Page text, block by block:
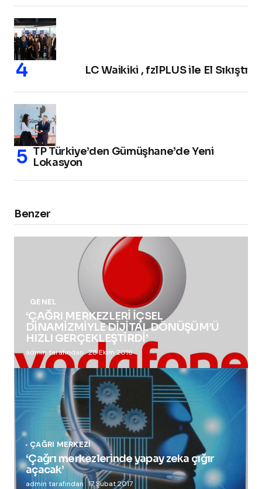
LC Waikiki , fzlPLUS ile El Sıkıştı
TP Türkiye’den Gümüşhane’de Yeni
Lokasyon
Benzer
GENEL
‘ÇAĞRI MERKEZLERİ İÇSEL
DİNAMİZMİYLE DİJİTAL DÖNÜŞÜM’Ü
HIZLI GERÇEKLEŞTİRDİ’
admin tarafından 28 Ekim 2016
ÇAĞRI MERKEZI
‘Çağrı merkezlerinde yapay zeka çığır
açacak’
admin tarafından 17 Şubat 2017